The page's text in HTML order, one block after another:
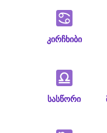
კირჩხიბი
სასწორი